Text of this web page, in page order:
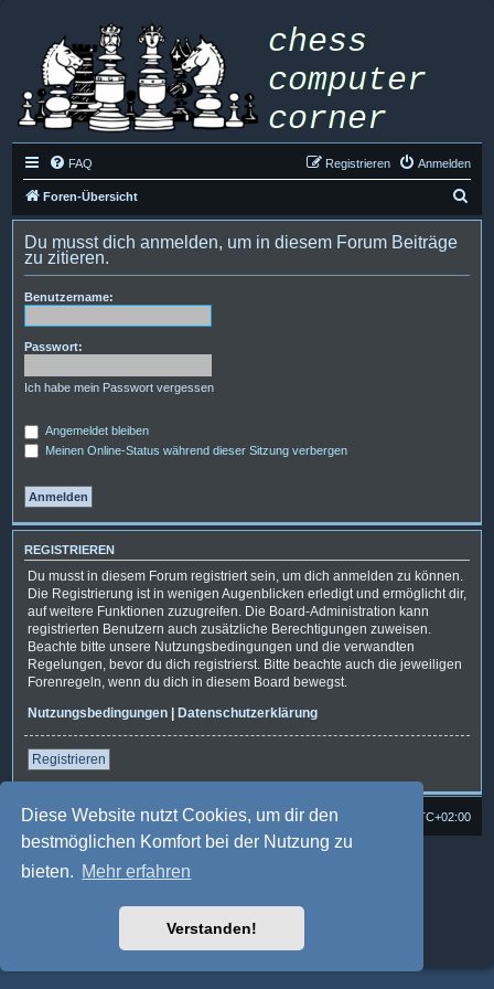
Diese Website nutzt Cookies, um dir den
bestmöglichen Komfort bei der Nutzung zu
bieten. Mehr erfahren
Verstanden!
FAQ Anmelden
Registrieren
Foren-Übersicht
u
Du musst dich anmelden, um in diesem Forum Beiträge
zu zitieren.
Benutzername:
Passwort:
Ich habe mein Passwort vergessen
Angemeldet bleiben
Meinen Online-Status während dieser Sitzung verbergen
REGISTRIEREN
Du musst in diesem Forum registriert sein, um dich anmelden zu können.
Die Registrierung ist in wenigen Augenblicken erledigt und ermöglicht dir,
auf weitere Funktionen zuzugreifen. Die Board-Administration kann
registrierten Benutzern auch zusätzliche Berechtigungen zuweisen.
Beachte bitte unsere Nutzungsbedingungen und die verwandten
Regelungen, bevor du dich registrierst. Bitte beachte auch die jeweiligen
Forenregeln, wenn du dich in diesem Board bewegst.
Nutzungsbedingungen | Datenschutzerklärung
Registrieren
Foren-Übersicht Alle Zeiten sind UTC+02:00
Alle Cookies löschen
Deutsche Übersetzung durch
phpBB Two Factor Authentication ©
Datenschutz|Nutzungsbedingungen